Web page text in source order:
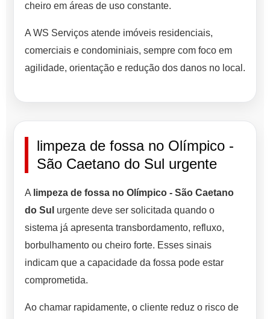
cheiro em áreas de uso constante.
A WS Serviços atende imóveis residenciais,
comerciais e condominiais, sempre com foco em
agilidade, orientação e redução dos danos no local.
limpeza de fossa no Olímpico -
São Caetano do Sul urgente
A limpeza de fossa no Olímpico - São Caetano
do Sul urgente deve ser solicitada quando o
sistema já apresenta transbordamento, refluxo,
borbulhamento ou cheiro forte. Esses sinais
indicam que a capacidade da fossa pode estar
comprometida.
Ao chamar rapidamente, o cliente reduz o risco de